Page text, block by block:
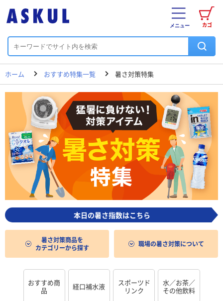
カゴ
メニュー
ホーム おすすめ特集一覧 暑さ対策特集
猛暑に負けない！対策アイテム 暑さ対策特集
本日の暑さ指数はこちら
暑さ対策商品を
カテゴリーから探す
職場の暑さ対策について
おすすめ商
品
経口補水液
スポーツド
リンク
水／お茶／
その他飲料